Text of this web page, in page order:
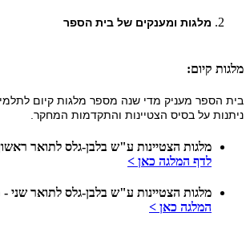
מלגות ומענקים של בית הספר
מלגות קיום:
בית הספר מעניק מדי שנה מספר מלגות קיום
ניתנות על בסיס הצטיינות והתקדמות המחקר.
מלגות הצטיינות ע"ש בלבן-גלס לתואר
לדף המלגה כאן >
מלגות הצטיינות ע"ש בלבן-גלס לתואר שני
המלגה כאן >